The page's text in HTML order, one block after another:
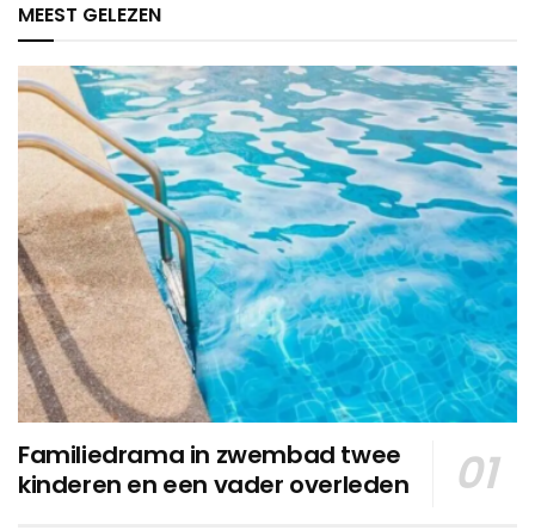
MEEST GELEZEN
Familiedrama in zwembad twee
kinderen en een vader overleden